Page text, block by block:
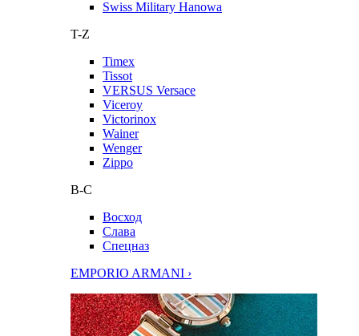
Swiss Military Hanowa
T-Z
Timex
Tissot
VERSUS Versace
Viceroy
Victorinox
Wainer
Wenger
Zippo
В-С
Восход
Слава
Спецназ
EMPORIO ARMANI ›